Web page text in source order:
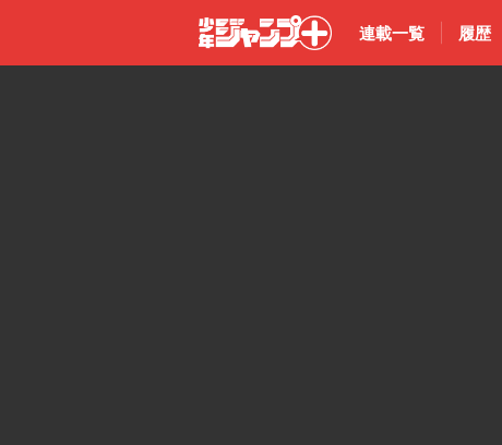
少年ジャン
連載一覧 履歴